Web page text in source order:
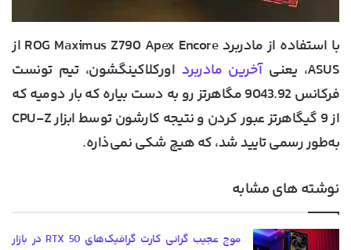
با استفاده از مادربرد ROG Maximus Z790 Apex Encore از
ASUS، یعنی
آخرین مادربرد اورکلاکینگشون، تیم تونست
فرکانس 9043.92 مگاهرتز رو به دست بیاره که بار دومیه که
از 9 گیگاهرتز عبور کردن و نتیجه کارشون توسط ابزار CPU-Z
به‌طور رسمی تایید شد، که هیچ شکی نمی‌ذاره.
نوشته های مشابه
موج عجیب گرانی کارت گرافیک‌های RTX 50 در بازار